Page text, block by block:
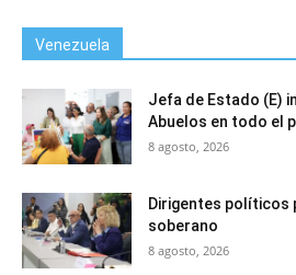
Venezuela
Jefa de Estado (E)
Abuelos en todo el
8 agosto, 2026
Dirigentes políticos
soberano
8 agosto, 2026